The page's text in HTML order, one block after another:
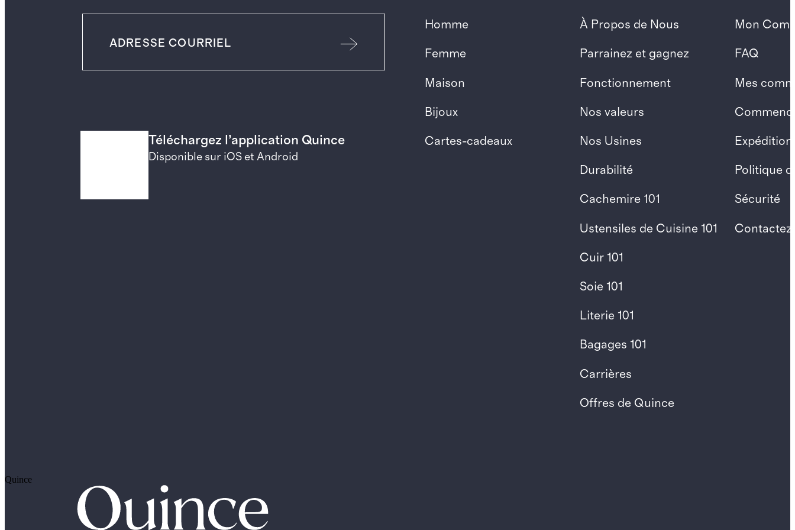
Téléchargez l’application Quince
Disponible sur iOS et Android
Homme
Femme
Maison
Bijoux
Cartes-cadeaux
À Propos de Nous
Parrainez et gagnez
Fonctionnement
Nos valeurs
Nos Usines
Durabilité
Cachemire 101
Ustensiles de Cuisine 101
Cuir 101
Soie 101
Literie 101
Bagages 101
Carrières
Offres de Quince
Mon
FAQ
Mes
Politique
Sécurité
Quince